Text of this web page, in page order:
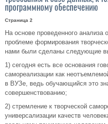
программному обеспечению
Страница 2
На основе проведенного
проблеме формирования
нами были сделаны следующие
1) сегодня есть все основания
самореализации как
в ВУЗе, ведь обучающийся это
совершенствованию;
2) стремление к творческой
универсализации качеств